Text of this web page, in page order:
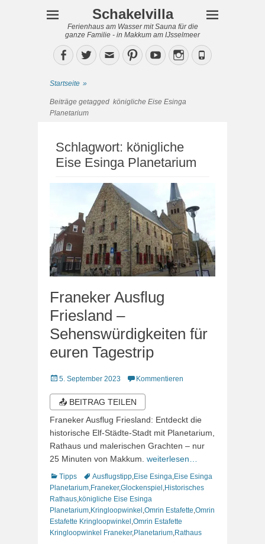
Schakelvilla
Ferienhaus am Wasser mit Sauna für die
ganze Familie - in Makkum am IJsselmeer
Facebook
TwitterEmailPinterestYouTubeInstagram
Phone
Startseite »
Beiträge getagged königliche Eise Esinga
Planetarium
Schlagwort: königliche
Eise Esinga Planetarium
Franeker Ausflug
Friesland –
Sehenswürdigkeiten für
euren Tagestrip
Veröffentlicht
5. September 2023 Kommentieren
📤 BEITRAG TEILEN
Franeker Ausflug Friesland: Entdeckt die
historische Elf-Städte-Stadt mit Planetarium,
Rathaus und malerischen Grachten – nur
25 Minuten von Makkum. weiterlesen…
Kategorien
Tipps Schlagworte
Ausflugstipp Eise Esinga Eise Esinga
Planetarium Franeker,Glockenspiel Historisches
Rathaus königliche Eise Esinga
Planetarium Kringloopwinkel Omrin Estafette Omrin
Estafette Kringloopwinkel Omrin Estafette
Kringloopwinkel Franeker, Planetarium Rathaus